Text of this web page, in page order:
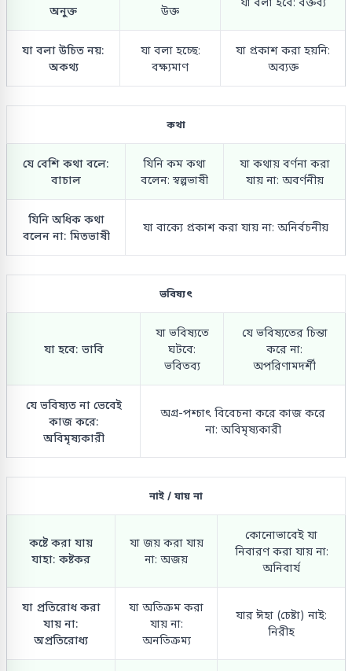
অনুক্ত
উক্ত
যা বলা উচিত নয়:
অকথ্য
যা বলা হচ্ছে:
বক্ষ্যমাণ
যা প্রকাশ করা হয়নি:
অব্যক্ত
কথা
যে বেশি কথা বলে:
বাচাল
যিনি কম কথা
বলেন: স্বল্পভাষী
যা কথায় বর্ণনা করা
যায় না: অবর্ণনীয়
যিনি অধিক কথা
বলেন না: মিতভাষী
যা বাক্যে প্রকাশ করা যায় না: অনির্বচনীয়
ভবিষ্যৎ
যা হবে: ভাবি
যা ভবিষ্যতে
ঘটবে:
ভবিতব্য
যে ভবিষ্যতের চিন্তা
করে না:
অপরিণামদর্শী
যে ভবিষ্যত না ভেবেই
কাজ করে:
অবিমৃষ্যকারী
অগ্র-পশ্চাৎ বিবেচনা করে কাজ করে
না: অবিমৃষ্যকারী
নাই / যায় না
কষ্টে করা যায়
যাহা: কষ্টকর
যা জয় করা যায়
না: অজয়
কোনোভাবেই যা
নিবারণ করা যায় না:
অনিবার্য
যা প্রতিরোধ করা
যায় না:
অপ্রতিরোধ্য
যা অতিক্রম করা
যায় না:
অনতিক্রম্য
যার ঈহা (চেষ্টা) নাই:
নিরীহ